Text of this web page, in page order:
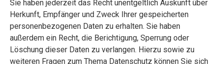
Sie haben jederzeit das Recht unentgeltlich Auskunft über
Herkunft, Empfänger und Zweck Ihrer gespeicherten
personenbezogenen Daten zu erhalten. Sie haben
außerdem ein Recht, die Berichtigung, Sperrung oder
Löschung dieser Daten zu verlangen. Hierzu sowie zu
weiteren Fragen zum Thema Datenschutz können Sie sich